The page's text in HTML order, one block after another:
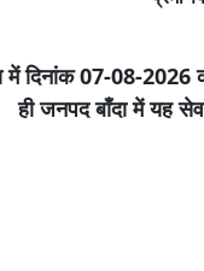
में दिनांक07-08-2026
ही जनपदबाँदामें यह